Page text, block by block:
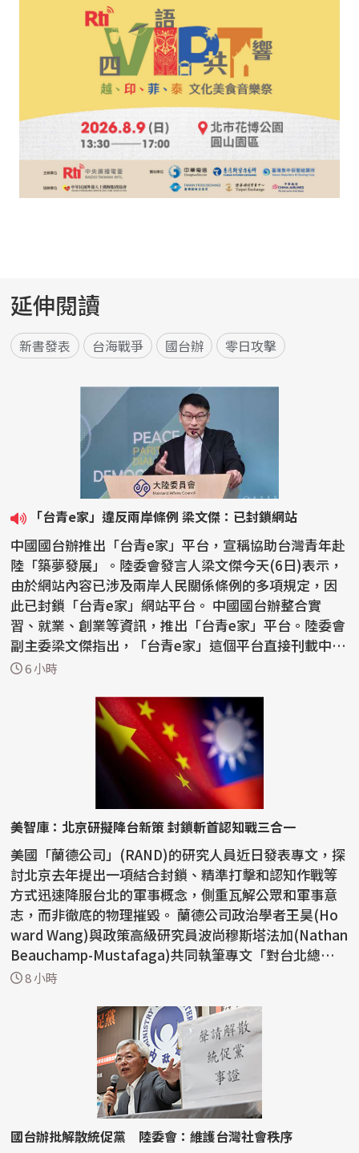
延伸閱讀
新書發表 台海戰爭 國台辦 零日攻擊
「台青e家」違反兩岸條例 梁文傑：已封鎖網站
中國國台辦推出「台青e家」平台，宣稱協助台灣青年赴
陸「築夢發展」。陸委會發言人梁文傑今天(6日)表示，
由於網站內容已涉及兩岸人民關係條例的多項規定，因
此已封鎖「台青e家」網站平台。 中國國台辦整合實
習、就業、創業等資訊，推出「台青e家」平台。陸委會
副主委梁文傑指出，「台青e家」這個平台直接刊載中國
大陸...
6 小時
美智庫：北京研擬降台新策 封鎖斬首認知戰三合一
美國「蘭德公司」(RAND)的研究人員近日發表專文，探
討北京去年提出一項結合封鎖、精準打擊和認知作戰等
方式迅速降服台北的軍事概念，側重瓦解公眾和軍事意
志，而非徹底的物理摧毀。 蘭德公司政治學者王昊(Ho
ward Wang)與政策高級研究員波尚穆斯塔法加(Nathan
Beauchamp-Mustafaga)共同執筆專文「對台北總體
戰：中國探...
8 小時
國台辦批解散統促黨 陸委會：維護台灣社會秩序